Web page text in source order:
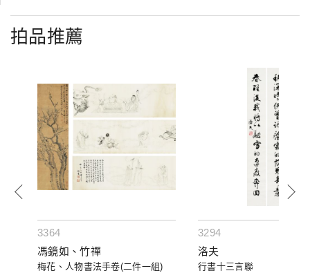
拍品推薦
3364
馮鏡如、竹禪
梅花、人物書法手卷(二件一組)
3294
洛夫
行書十三言聯